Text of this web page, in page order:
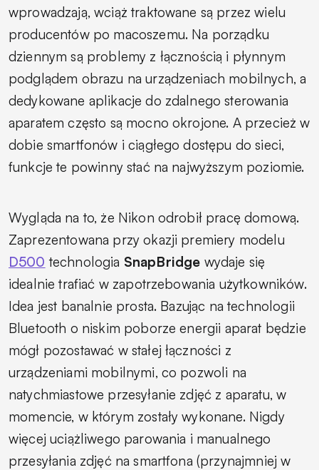
wprowadzają, wciąż traktowane są przez wielu
producentów po macoszemu. Na porządku
dziennym są problemy z łącznością i płynnym
podglądem obrazu na urządzeniach mobilnych, a
dedykowane aplikacje do zdalnego sterowania
aparatem często są mocno okrojone. A przecież w
dobie smartfonów i ciągłego dostępu do sieci,
funkcje te powinny stać na najwyższym poziomie.
Wygląda na to, że Nikon odrobił pracę domową.
Zaprezentowana przy okazji premiery modelu
D500 technologia SnapBridge wydaje się
idealnie trafiać w zapotrzebowania użytkowników.
Idea jest banalnie prosta. Bazując na technologii
Bluetooth o niskim poborze energii aparat będzie
mógł pozostawać w stałej łączności z
urządzeniami mobilnymi, co pozwoli na
natychmiastowe przesyłanie zdjęć z aparatu, w
momencie, w którym zostały wykonane. Nigdy
więcej uciążliwego parowania i manualnego
przesyłania zdjęć na smartfona (przynajmniej w